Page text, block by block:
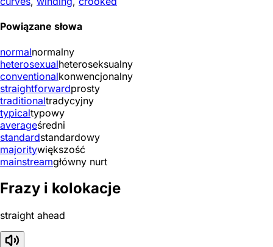
Powiązane słowa
normalnormalny
heterosexualheteroseksualny
conventionalkonwencjonalny
straightforwardprosty
traditionaltradycyjny
typicaltypowy
averageśredni
standardstandardowy
majoritywiększość
mainstreamgłówny nurt
Frazy i kolokacje
straight ahead